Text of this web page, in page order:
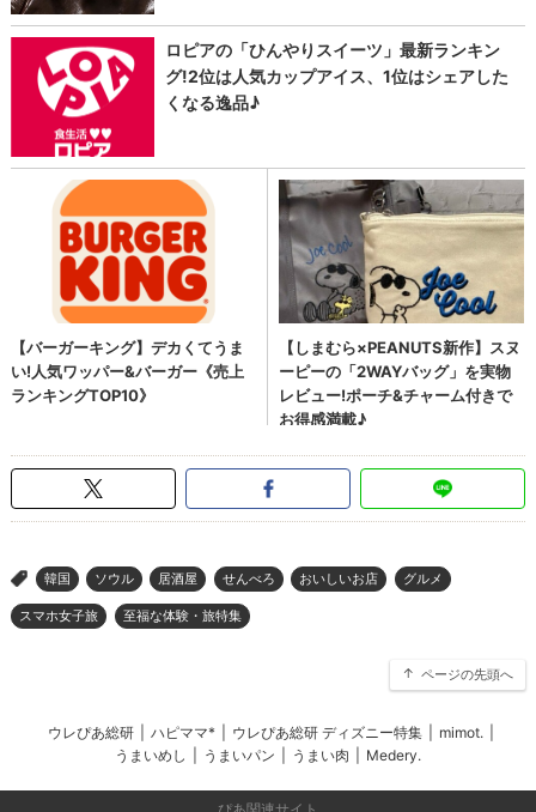
> 韓国 ソウル 居酒屋 せんべろ おいしいお店 グルメ
スマホ女子旅 至福な体験・旅特集
ページの先頭へ
ウレぴあ総研 ハピママ* ウレぴあ総研 ディズニー特集 mimot.
うまいめし
うまいパン うまい肉 Medery.